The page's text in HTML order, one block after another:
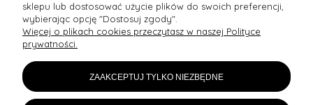
POMOC
Sledź nas na:
sklepu lub dostosować użycie plików do swoich preferencji,
wybierając opcję "Dostosuj zgody".
Więcej o plikach cookies przeczytasz w naszej Polityce
prywatności.
ZAAKCEPTUJ TYLKO NIEZBĘDNE